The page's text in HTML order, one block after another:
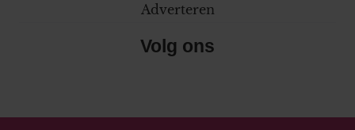
Adverteren
Volg ons